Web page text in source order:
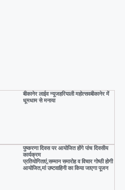
बीकानेर लाईव न्यूजहरियाली महोत्सवबीकानेर में
धूमधाम से मनाया
पुष्करणा दिवस पर आयोजित होंगे पांच दिवसीय
कार्यक्रम
प्रतियोगिताएं,सम्मान समारोह व विचार गोष्ठी होगी
आयोजित,मां उष्टवाहिनी का किया जाएगा पूजन